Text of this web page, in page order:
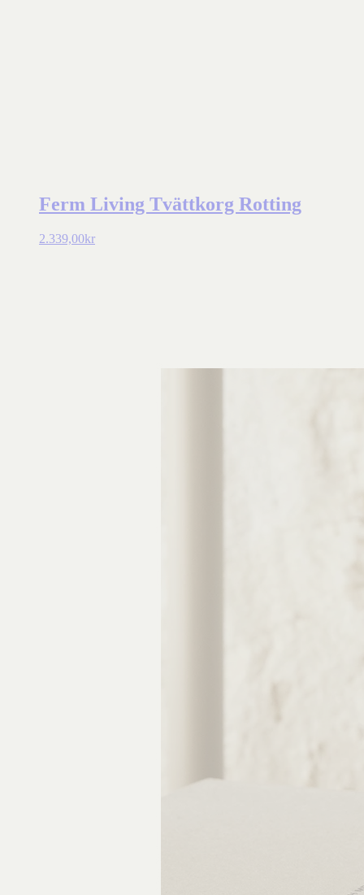
Ferm Living Tvättkorg Rotting
2.339,00kr